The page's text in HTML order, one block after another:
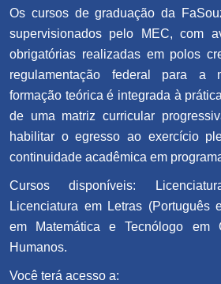
Os cursos de graduação da
supervisionados pelo MEC, com
obrigatórias realizadas em polos
regulamentação federal para a
formação teórica é integrada à
de uma matriz curricular
habilitar o egresso ao exercício
continuidade acadêmica em
Cursos disponíveis:
Licenciatura em Letras (Português
em Matemática e Tecnólogo em
Humanos.
Você terá acesso a: